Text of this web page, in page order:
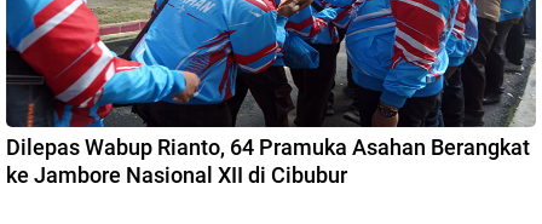
Dilepas Wabup Rianto, 64 Pramuka Asahan Berangkat
ke Jambore Nasional XII di Cibubur